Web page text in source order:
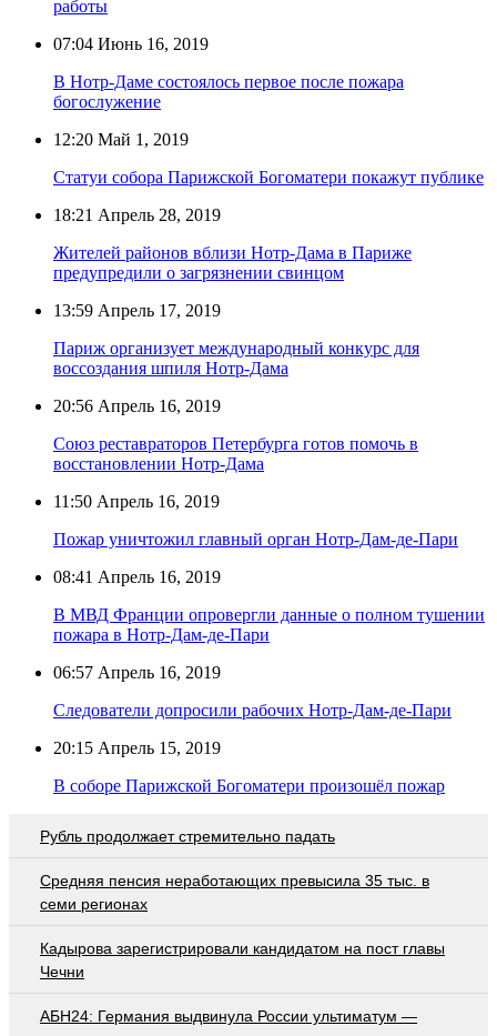
работы
07:04 Июнь 16, 2019
В Нотр-Даме состоялось первое после пожара
богослужение
12:20 Май 1, 2019
Статуи собора Парижской Богоматери покажут публике
18:21 Апрель 28, 2019
Жителей районов вблизи Нотр-Дама в Париже
предупредили о загрязнении свинцом
13:59 Апрель 17, 2019
Париж организует международный конкурс для
воссоздания шпиля Нотр-Дама
20:56 Апрель 16, 2019
Союз реставраторов Петербурга готов помочь в
восстановлении Нотр-Дама
11:50 Апрель 16, 2019
Пожар уничтожил главный орган Нотр-Дам-де-Пари
08:41 Апрель 16, 2019
В МВД Франции опровергли данные о полном тушении
пожара в Нотр-Дам-де-Пари
06:57 Апрель 16, 2019
Следователи допросили рабочих Нотр-Дам-де-Пари
20:15 Апрель 15, 2019
В соборе Парижской Богоматери произошёл пожар
Рубль продолжает стремительно падать
Средняя пенсия неработающих превысила 35 тыс. в
семи регионах
Кадырова зарегистрировали кандидатом на пост главы
Чечни
АБН24: Германия выдвинула России ультиматум —